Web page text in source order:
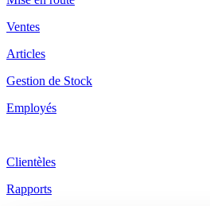
Ventes
Articles
Gestion de Stock
Employés
Clientèles
Rapports